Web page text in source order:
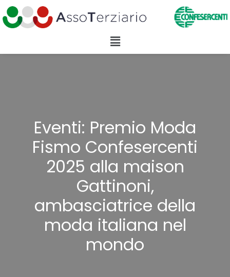
Eventi: Premio Moda
Fismo Confesercenti
2025 alla maison
Gattinoni,
ambasciatrice della
moda italiana nel
mondo